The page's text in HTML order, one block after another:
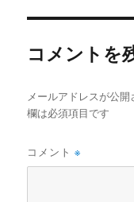
コメントを
メールアドレスが公開
欄は必須項目です
コメント※